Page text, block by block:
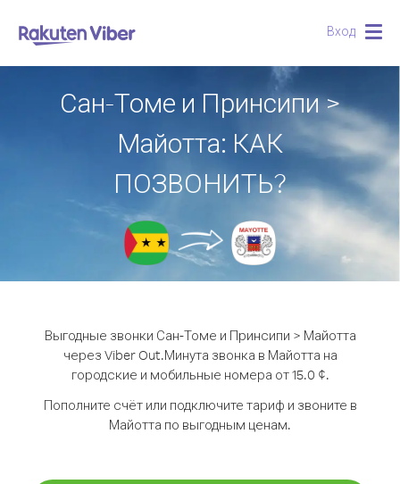
Вход
Сан-Томе и Принсипи >
Майотта: КАК
ПОЗВОНИТЬ?
Выгодные звонки Сан-Томе и Принсипи > Майотта
через Viber Out.Минута звонка в Майотта на
городские и мобильные номера от 15.0 ¢.
Пополните счёт или подключите тариф и звоните в
Майотта по выгодным ценам.